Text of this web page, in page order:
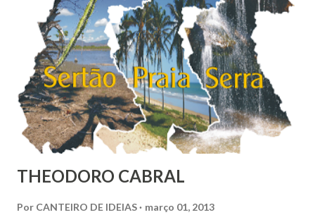
7,38. Se fosse considerado um país, nós nordestinos
ficaríamos em 9º na classificação global, entre belgas e
finlandeses. Apesar de ser considerada a região mais rica
do Brasil, o Sudoeste foi con...
THEODORO CABRAL
Por CANTEIRO DE IDEIAS março 01, 2013